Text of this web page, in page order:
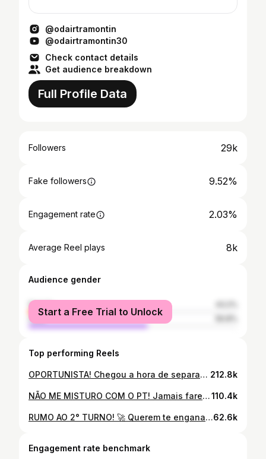
@odairtramontin
@odairtramontin30
Check contact details
Get audience breakdown
Full Profile Data
Followers 29k
Fake followers 9.52%
Engagement rate 2.03%
Average Reel plays 8k
Audience gender
female
male
Start a Free Trial to Unlock
Top performing Reels
OPORTUNISTA! Chegou a hora de separar o joio do trigo. #blumenau #direita #debate #corterápido #bolsonaro 212.8k
NÃO ME MISTURO COM O PT! Jamais farei parte de algo que o PT está envolvido. Fica a lição para a Deputada. #blumenau #debate #corte #rápido #corterapido110.4k
RUMO AO 2° TURNO! 🚀 Querem te enganar com uma narrativa de que a esquerda pode ir pro segundo turno. Não acredite! Estamos muito bem e vamos pro segundo turno! Pode confiar e me cobrar depois. #blumenau #partidonovo #novo30 #eleicoes2024 #rumoavitoria62.6k
Engagement rate benchmark